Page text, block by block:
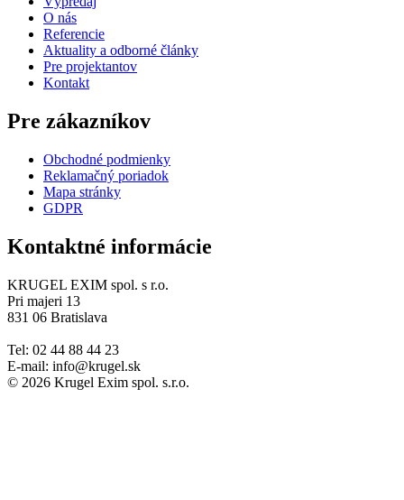
O nás
Referencie
Aktuality a odborné články
Pre projektantov
Kontakt
Pre zákazníkov
Obchodné podmienky
Reklamačný poriadok
Mapa stránky
GDPR
Kontaktné informácie
KRUGEL EXIM spol. s r.o.
Pri majeri 13
831 06 Bratislava
Tel: 02 44 88 44 23
E-mail: info@krugel.sk
© 2026 Krugel Exim spol. s.r.o.